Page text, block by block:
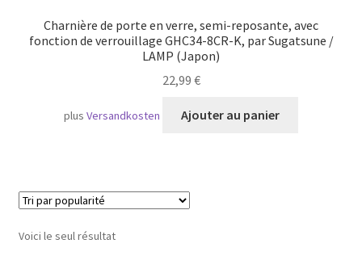
Charnière de porte en verre, semi-reposante, avec
fonction de verrouillage GHC34-8CR-K, par Sugatsune /
LAMP (Japon)
22,99 €
plusVersandkosten Ajouter au panier
Voici le seul résultat